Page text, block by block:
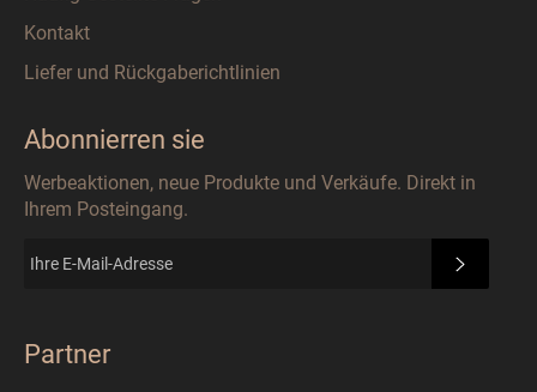
Kontakt
Liefer und Rückgaberichtlinien
Abonnierren sie
Werbeaktionen, neue Produkte und Verkäufe. Direkt in
Ihrem Posteingang.
Partner